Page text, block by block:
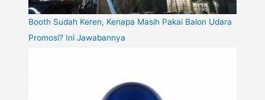
Booth Sudah Keren, Kenapa Masih Pakai Balon Udara
Promosi? Ini Jawabannya